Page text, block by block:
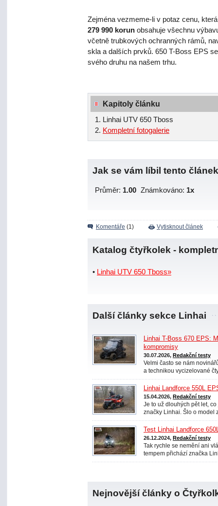
Zejména vezmeme-li v potaz cenu,
279 990 korun obsahuje všechnu
včetně trubkových ochranných rámů,
skla a dalších prvků. 650 T-Boss EPS
svého druhu na našem trhu.
Kapitoly článku
Linhai UTV 650 Tboss
Kompletní fotogalerie
Jak se vám líbil tento
Průměr: 1.00 Známkováno: 1x
Komentáře (1) Vytisknout článek
Katalog čtyřkolek -
• Linhai UTV 650 Tboss»
Další články sekce Linhai
Linhai T-Boss 670 EPS:
kompromisy
30.07.2026, Redakční testy
Velmi často se nám
a technikou vycizelované
Linhai Landforce 550L
15.04.2026, Redakční testy
Je to už dlouhých pět let,
značky Linhai. Šlo o model
Test Linhai Landforce
26.12.2024, Redakční testy
Tak rychle se nemění ani
tempem přichází značka
Nejnovější články o